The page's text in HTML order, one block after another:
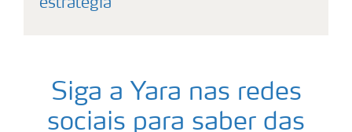
estratégia
Siga a Yara nas redes
sociais para saber das